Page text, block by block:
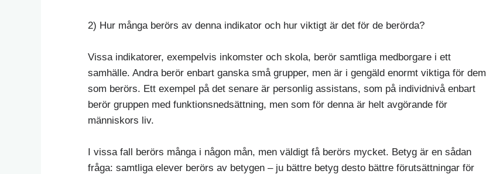
2) Hur många berörs av denna indikator och hur viktigt är det för de berörda?
Vissa indikatorer, exempelvis inkomster och skola, berör samtliga medborgare i ett
samhälle. Andra berör enbart ganska små grupper, men är i gengäld enormt viktiga för dem
som berörs. Ett exempel på det senare är personlig assistans, som på individnivå enbart
berör gruppen med funktionsnedsättning, men som för denna är helt avgörande för
människors liv.
I vissa fall berörs många i någon mån, men väldigt få berörs mycket. Betyg är en sådan
fråga: samtliga elever berörs av betygen – ju bättre betyg desto bättre förutsättningar för